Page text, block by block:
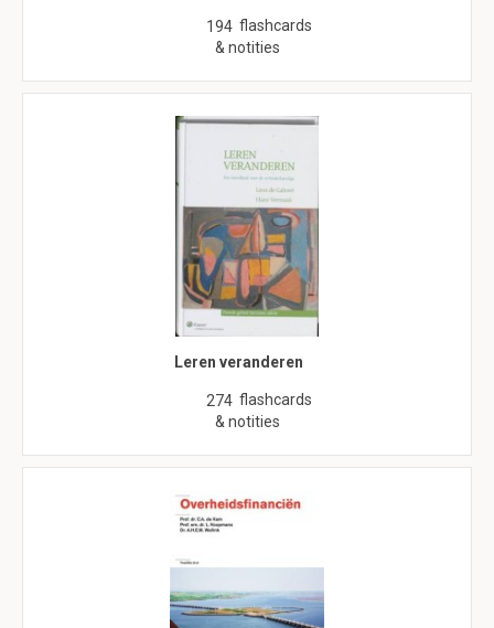
194 flashcards
& notities
Leren veranderen
274 flashcards
& notities